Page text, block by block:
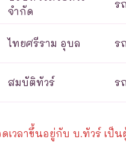
จำกัด
ร
ไทยศรีราม อุบล ร
สมบัติทัวร์ ร
เวลาขึ้นอยู่กับ บ.ทัวร์ เป็น